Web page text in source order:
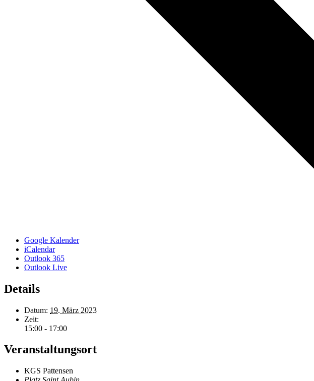
Google Kalender
iCalendar
Outlook 365
Outlook Live
Details
Datum: 19. März 2023
Zeit:
15:00 - 17:00
Veranstaltungsort
KGS Pattensen